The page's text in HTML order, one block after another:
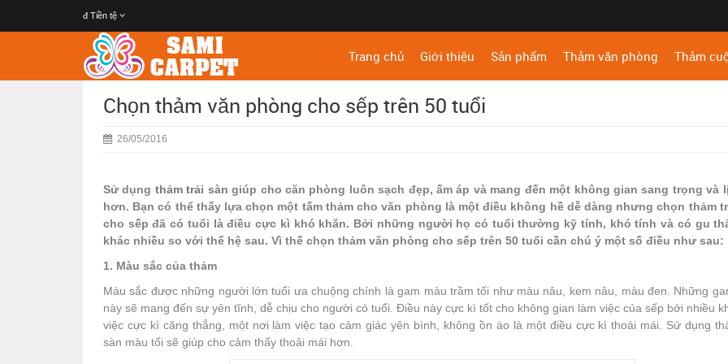
đ Tiền tệ
Trang chủ Giới thiệu Sản phẩm Thảm văn phòng Thảm
Chọn thảm văn phòng cho sếp trên 50 tuổi
26/05/2016
Sử dụng thảm trải sàn giúp cho căn phòng luôn sạch đẹp, ấm áp và mang đến một không gian sang trọng và
hơn. Bạn có thể thấy lựa chọn một tấm thảm cho văn phòng là một điều không hề dễ dàng nhưng chọn thảm
cho sếp đã có tuổi là điều cực kì khó khăn. Bởi những người họ có tuổi thường kỹ tính, khó tính và có gu
khác nhiều so với thế hệ sau. Vì thế chọn thảm văn phòng cho sếp trên 50 tuổi cần chú ý một số điều như sau:
1. Màu sắc của thảm
Màu sắc được những người lớn tuổi ưa chuộng chính là gam màu trầm tối như màu nâu, kem nâu, màu đen. Những
này sẽ mang đến sự yên tĩnh, dễ chịu cho người có tuổi. Điều này cực kì tốt cho không gian làm việc của sếp bởi nhiều
việc cực kì căng thẳng, một nơi làm việc tạo cảm giác yên bình, không ồn ào là một điều cực kì thoải mái. Sử dụng
sàn màu tối sẽ giúp cho cảm thấy thoải mái hơn.